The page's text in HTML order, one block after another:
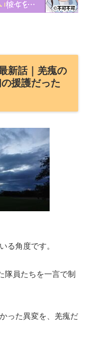
新話｜羌瘣の
援護だった
る角度です。
隊員たちを一言で制
った異変を、羌瘣だ